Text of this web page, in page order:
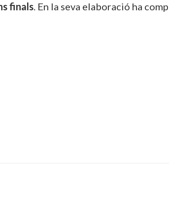
finals. En la seva elaboració ha